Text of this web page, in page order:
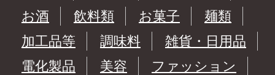
お酒
飲料類 お菓子
麺類
加工品等
調味料
雑貨・日用品
電化製品
美容
ファッション